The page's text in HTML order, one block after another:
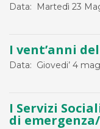
Data: Martedì 23
I vent’anni
Data: Giovedi’ 4
I Servizi
di